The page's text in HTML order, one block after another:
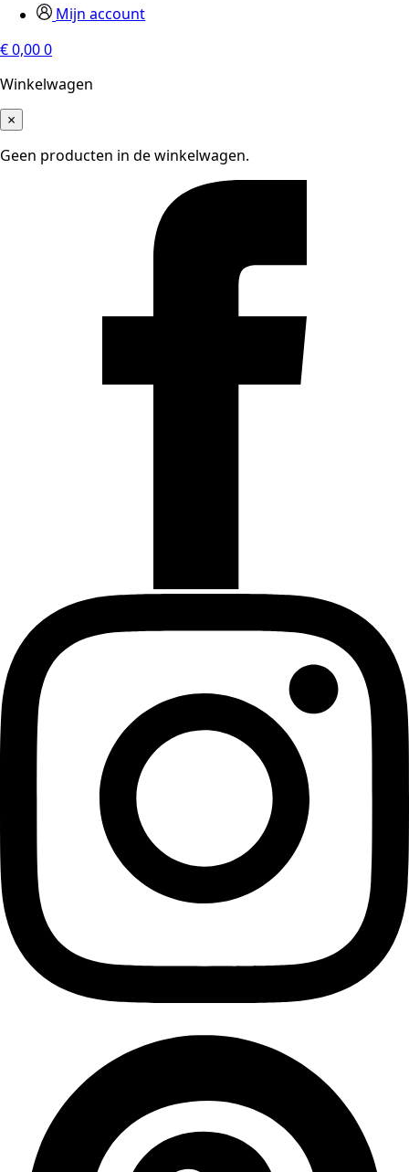
Mijn account
€0,000
Winkelwagen
×
Geen producten in de winkelwagen.